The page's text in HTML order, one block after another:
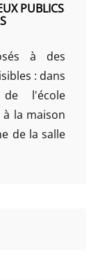
PUBLICS
à des
: dans
l'école
à la maison
de la salle